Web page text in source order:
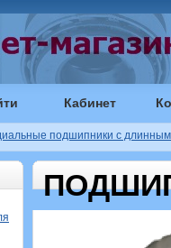
Кабинет
подшипники с